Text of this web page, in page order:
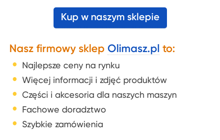
Kup w naszym sklepie
Nasz firmowy sklep Olimasz.pl to:
Najlepsze ceny na rynku
Więcej informacji i zdjęć produktów
Części i akcesoria dla naszych maszyn
Fachowe doradztwo
Szybkie zamówienia